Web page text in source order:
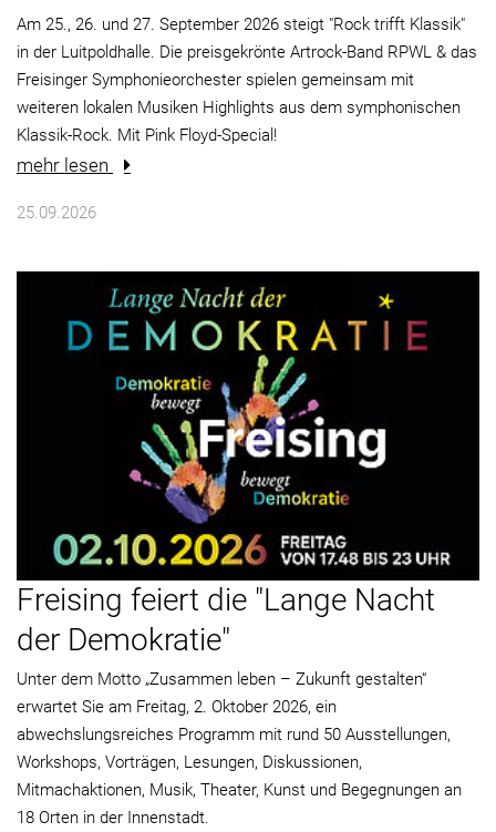
Am 25., 26. und 27. September 2026 steigt "Rock trifft Klassik"
in der Luitpoldhalle. Die preisgekrönte Artrock-Band RPWL & das
Freisinger Symphonieorchester spielen gemeinsam mit
weiteren lokalen Musiken Highlights aus dem symphonischen
Klassik-Rock. Mit Pink Floyd-Special!
mehr lesen
25.09.2026
Freising feiert die "Lange Nacht
der Demokratie"
Unter dem Motto „Zusammen leben – Zukunft gestalten“
erwartet Sie am Freitag, 2. Oktober 2026, ein
abwechslungsreiches Programm mit rund 50 Ausstellungen,
Workshops, Vorträgen, Lesungen, Diskussionen,
Mitmachaktionen, Musik, Theater, Kunst und Begegnungen an
18 Orten in der Innenstadt.